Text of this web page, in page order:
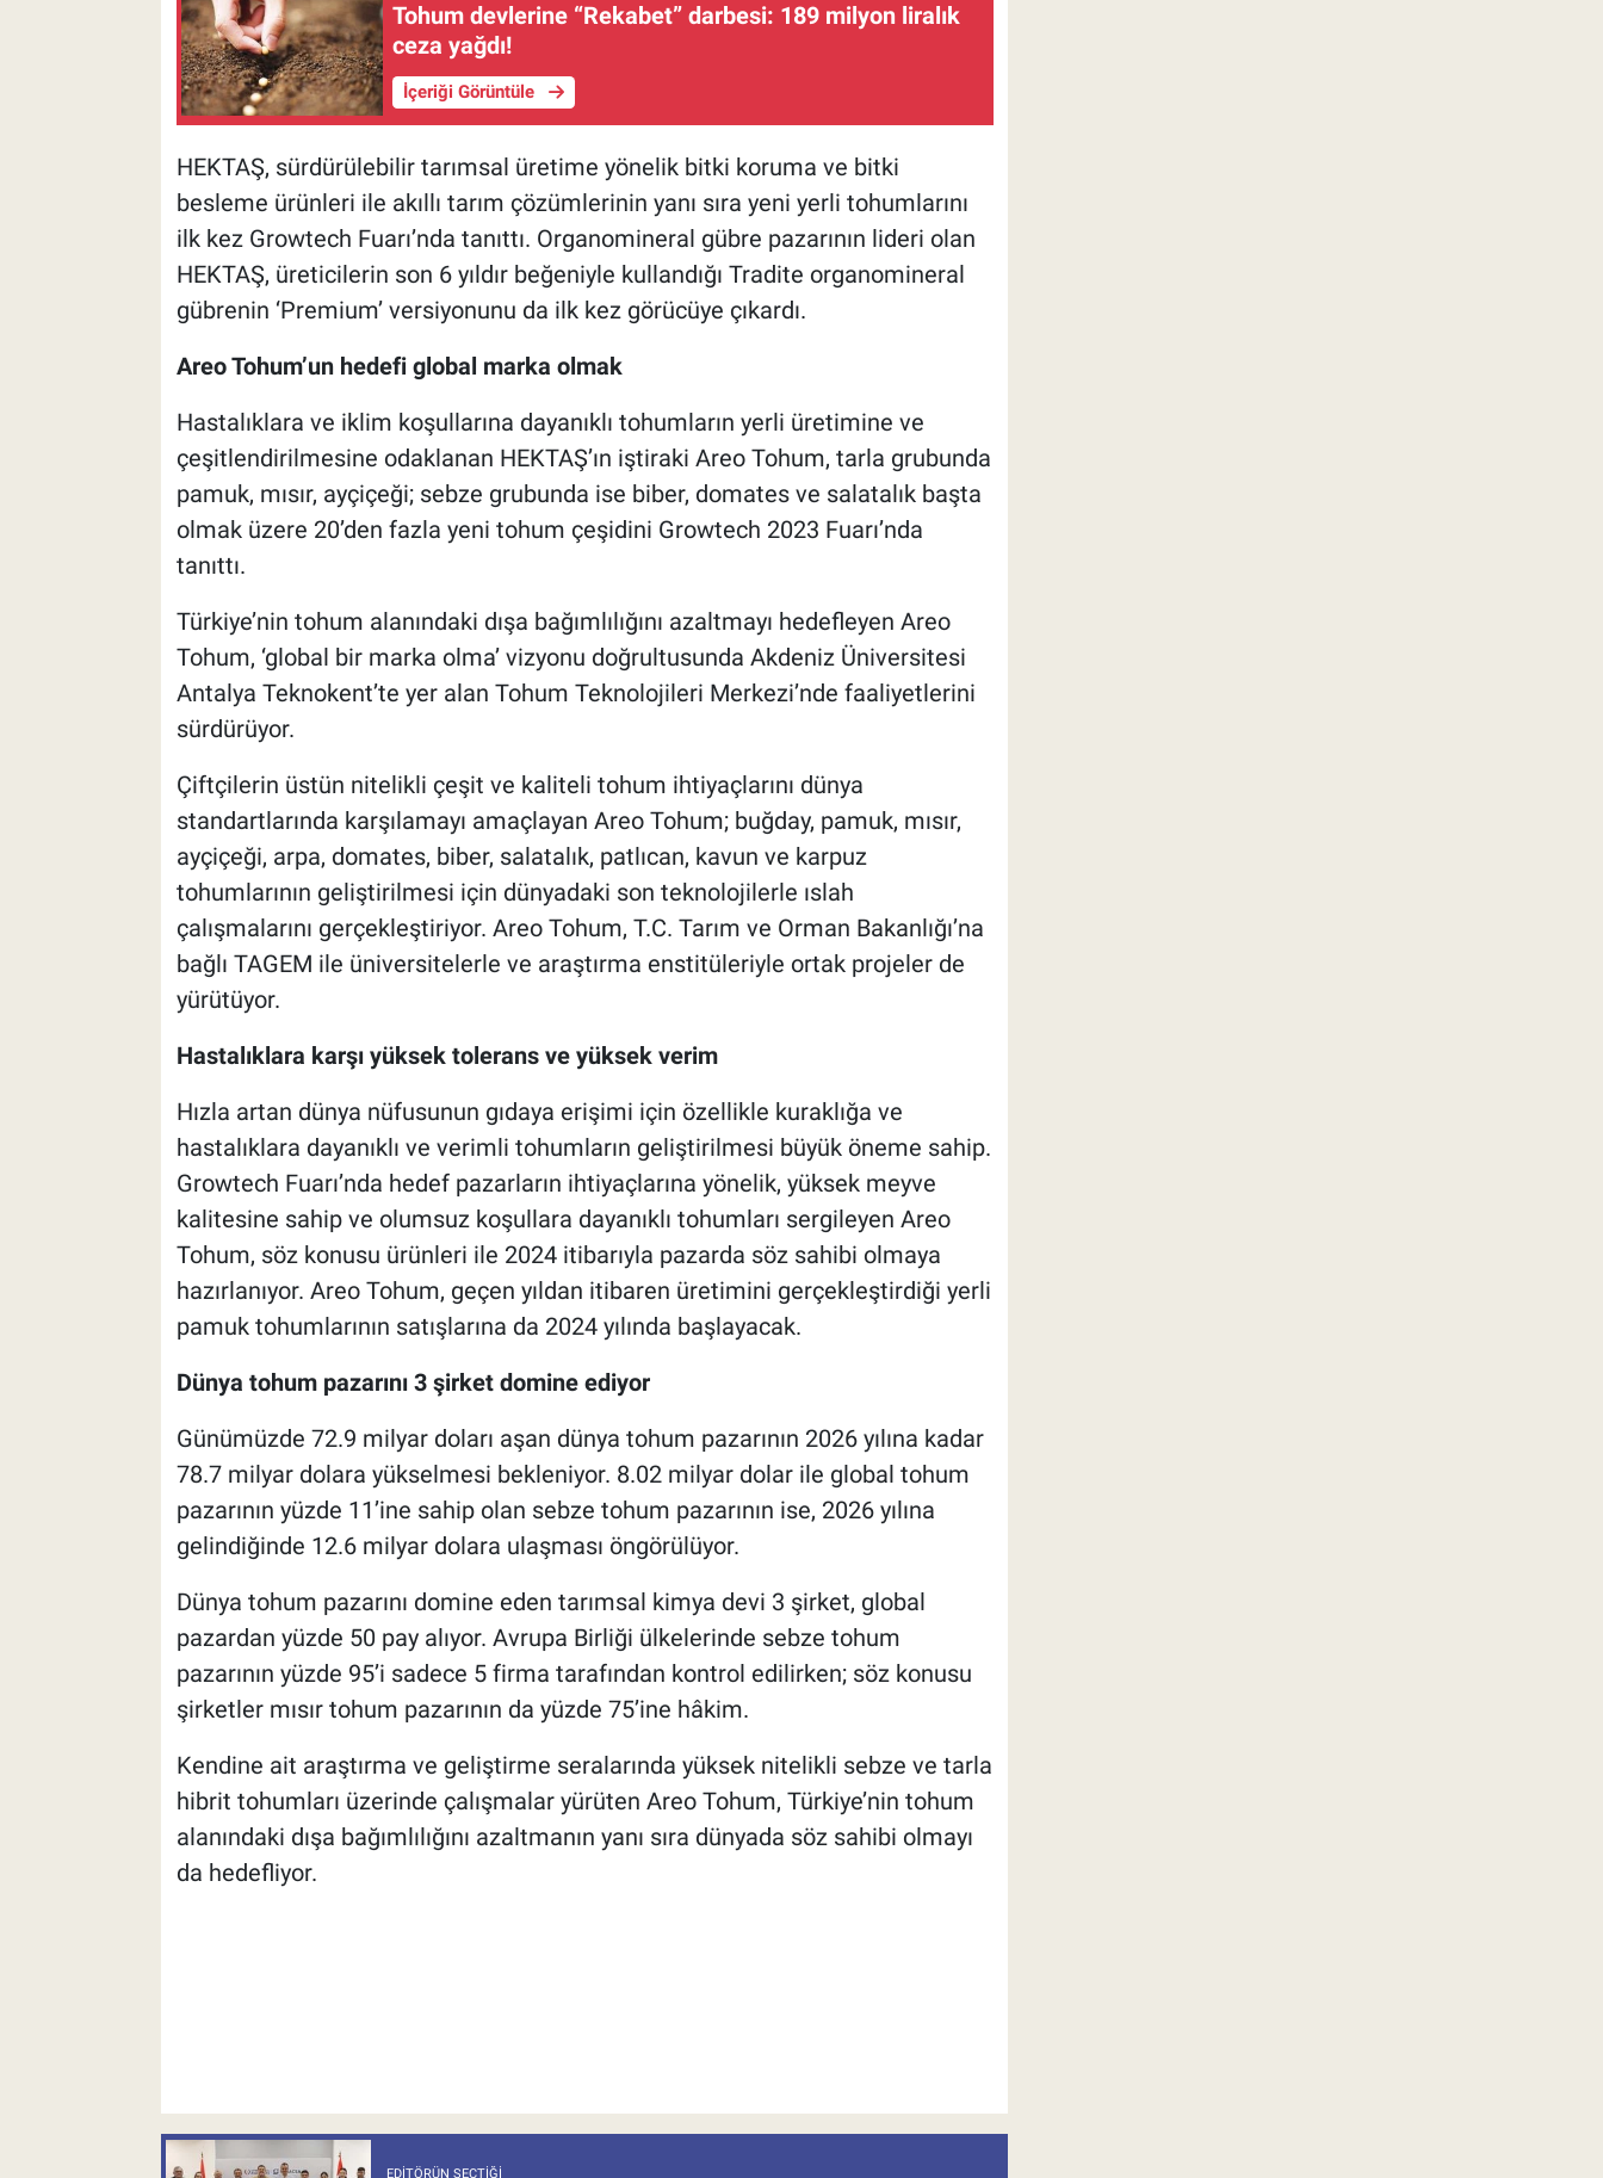
Tohum devlerine “Rekabet” darbesi: 189 milyon liralık
ceza yağdı!
İçeriği Görüntüle
HEKTAŞ, sürdürülebilir tarımsal üretime yönelik bitki koruma ve bitki
besleme ürünleri ile akıllı tarım çözümlerinin yanı sıra yeni yerli tohumlarını
ilk kez Growtech Fuarı’nda tanıttı. Organomineral gübre pazarının lideri olan
HEKTAŞ, üreticilerin son 6 yıldır beğeniyle kullandığı Tradite organomineral
gübrenin ‘Premium’ versiyonunu da ilk kez görücüye çıkardı.
Areo Tohum’un hedefi global marka olmak
Hastalıklara ve iklim koşullarına dayanıklı tohumların yerli üretimine ve
çeşitlendirilmesine odaklanan HEKTAŞ’ın iştiraki Areo Tohum, tarla grubunda
pamuk, mısır, ayçiçeği; sebze grubunda ise biber, domates ve salatalık başta
olmak üzere 20’den fazla yeni tohum çeşidini Growtech 2023 Fuarı’nda
tanıttı.
Türkiye’nin tohum alanındaki dışa bağımlılığını azaltmayı hedefleyen Areo
Tohum, ‘global bir marka olma’ vizyonu doğrultusunda Akdeniz Üniversitesi
Antalya Teknokent’te yer alan Tohum Teknolojileri Merkezi’nde faaliyetlerini
sürdürüyor.
Çiftçilerin üstün nitelikli çeşit ve kaliteli tohum ihtiyaçlarını dünya
standartlarında karşılamayı amaçlayan Areo Tohum; buğday, pamuk, mısır,
ayçiçeği, arpa, domates, biber, salatalık, patlıcan, kavun ve karpuz
tohumlarının geliştirilmesi için dünyadaki son teknolojilerle ıslah
çalışmalarını gerçekleştiriyor. Areo Tohum, T.C. Tarım ve Orman Bakanlığı’na
bağlı TAGEM ile üniversitelerle ve araştırma enstitüleriyle ortak projeler de
yürütüyor.
Hastalıklara karşı yüksek tolerans ve yüksek verim
Hızla artan dünya nüfusunun gıdaya erişimi için özellikle kuraklığa ve
hastalıklara dayanıklı ve verimli tohumların geliştirilmesi büyük öneme sahip.
Growtech Fuarı’nda hedef pazarların ihtiyaçlarına yönelik, yüksek meyve
kalitesine sahip ve olumsuz koşullara dayanıklı tohumları sergileyen Areo
Tohum, söz konusu ürünleri ile 2024 itibarıyla pazarda söz sahibi olmaya
hazırlanıyor. Areo Tohum, geçen yıldan itibaren üretimini gerçekleştirdiği yerli
pamuk tohumlarının satışlarına da 2024 yılında başlayacak.
Dünya tohum pazarını 3 şirket domine ediyor
Günümüzde 72.9 milyar doları aşan dünya tohum pazarının 2026 yılına kadar
78.7 milyar dolara yükselmesi bekleniyor. 8.02 milyar dolar ile global tohum
pazarının yüzde 11’ine sahip olan sebze tohum pazarının ise, 2026 yılına
gelindiğinde 12.6 milyar dolara ulaşması öngörülüyor.
Dünya tohum pazarını domine eden tarımsal kimya devi 3 şirket, global
pazardan yüzde 50 pay alıyor. Avrupa Birliği ülkelerinde sebze tohum
pazarının yüzde 95’i sadece 5 firma tarafından kontrol edilirken; söz konusu
şirketler mısır tohum pazarının da yüzde 75’ine hâkim.
Kendine ait araştırma ve geliştirme seralarında yüksek nitelikli sebze ve tarla
hibrit tohumları üzerinde çalışmalar yürüten Areo Tohum, Türkiye’nin tohum
alanındaki dışa bağımlılığını azaltmanın yanı sıra dünyada söz sahibi olmayı
da hedefliyor.
EDITÖRÜN SEÇTIĞI